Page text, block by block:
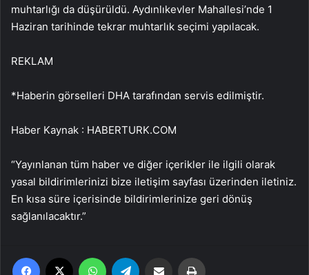
muhtarlığı da düşürüldü. Aydınlıkevler Mahallesi’nde 1
Haziran tarihinde tekrar muhtarlık seçimi yapılacak.
REKLAM
*Haberin görselleri DHA tarafından servis edilmiştir.
Haber Kaynak : HABERTURK.COM
“Yayınlanan tüm haber ve diğer içerikler ile ilgili olarak
yasal bildirimlerinizi bize iletişim sayfası üzerinden iletiniz.
En kısa süre içerisinde bildirimlerinize geri dönüş
sağlanılacaktır.”
Facebook WhatsApp Email'den paylaş